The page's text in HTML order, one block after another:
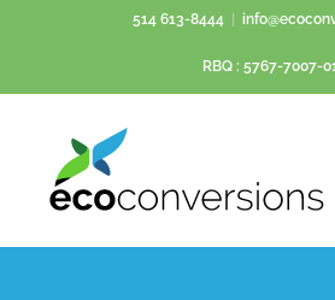
contenu
514 613-8444
RBQ : 5767-7007-